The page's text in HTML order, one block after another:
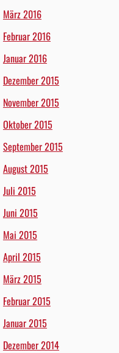
März 2016
Februar 2016
Januar 2016
Dezember 2015
November 2015
Oktober 2015
September 2015
August 2015
Juli 2015
Juni 2015
Mai 2015
April 2015
März 2015
Februar 2015
Januar 2015
Dezember 2014